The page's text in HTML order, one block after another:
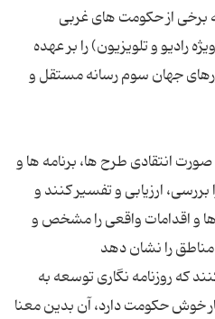
برخی از حکومت های غربی
رادیو و تلویزیون) را بر عهده
جهان سوم رسانه مستقل و
انتقادی طرح ها، برنامه ها و
ارزیابی و تفسیر کنند و
و اقدامات واقعی را مشخص و
که روزنامه نگاری توسعه به
خوش حکومت دارد، آن بدین معنا